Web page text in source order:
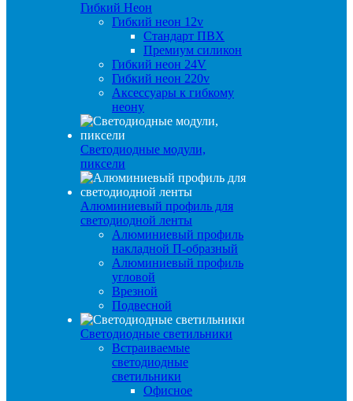
Гибкий Неон
Гибкий неон 12v
Стандарт ПВХ
Премиум силикон
Гибкий неон 24V
Гибкий неон 220v
Аксессуары к гибкому
неону
Светодиодные модули,
пиксели
Алюминиевый профиль для
светодиодной ленты
Алюминиевый профиль
накладной П-образный
Алюминиевый профиль
угловой
Врезной
Подвесной
Светодиодные светильники
Встраиваемые
светодиодные
светильники
Офисное